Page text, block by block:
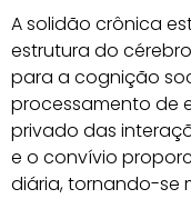
A solidão crônica
estrutura do
para a cognição
processamento de
privado das
e o convívio
diária, tornando-se